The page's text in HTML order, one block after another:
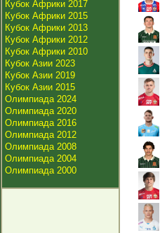
Кубок Африки 2017
Кубок Африки 2015
Кубок Африки 2013
Кубок Африки 2012
Кубок Африки 2010
Кубок Азии 2023
Кубок Азии 2019
Кубок Азии 2015
Олимпиада 2024
Олимпиада 2020
Олимпиада 2016
Олимпиада 2012
Олимпиада 2008
Олимпиада 2004
Олимпиада 2000